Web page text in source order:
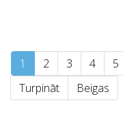
1 2 3 4 5
Turpināt
Beigas